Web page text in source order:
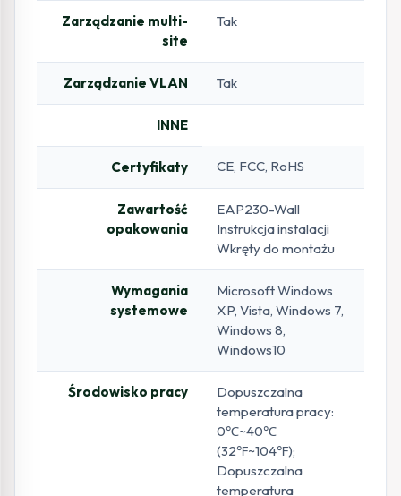
Zarządzanie multi-
site
Tak
Zarządzanie VLAN Tak
INNE
Certyfikaty CE, FCC, RoHS
Zawartość
opakowania
EAP230-Wall
Instrukcja instalacji
Wkręty do montażu
Wymagania
systemowe
Microsoft Windows
XP, Vista, Windows 7,
Windows 8,
Windows10
Środowisko pracy
Dopuszczalna
temperatura pracy:
0℃~40℃
(32℉~104℉);
Dopuszczalna
temperatura